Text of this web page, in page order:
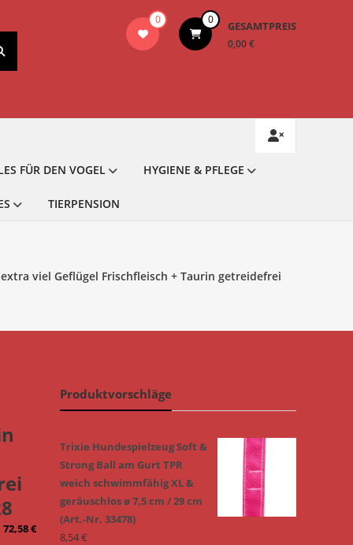
0 0 GESAMTPREIS
0,00 €
FÜR DEN VOGEL HYGIENE & PFLEGE
TIERPENSION
viel Geflügel Frischfleisch + Taurin getreidefrei
72,58€
Produktvorschläge
Trixie Hundespielzeug Soft &
Strong Ball am Gurt TPR
weich schwimmfähig XL &
geräuschlos ø 7,5 cm / 29 cm
(Art.-Nr. 33478)
8,54€